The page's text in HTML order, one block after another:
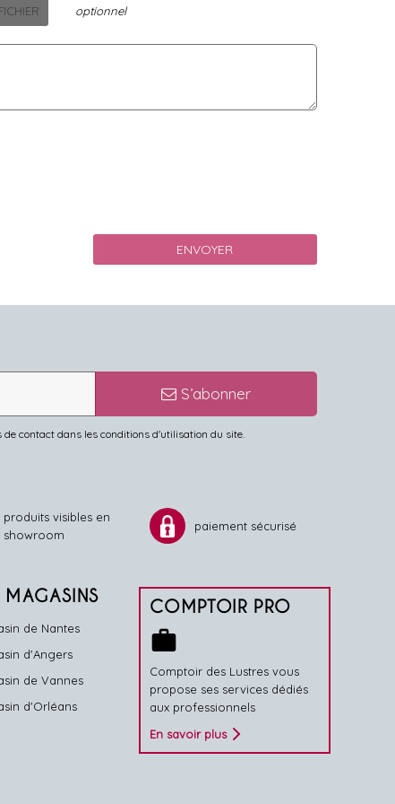
optionnel
S’abonner
contact dans les conditions d'utilisation du site.
produits visibles en
showroom
paiement sécurisé
MAGASINS
de Nantes
d'Angers
de Vannes
d'Orléans
COMPTOIR PRO
work
Comptoir des Lustres vous
propose ses services dédiés
aux professionnels
En savoir plus